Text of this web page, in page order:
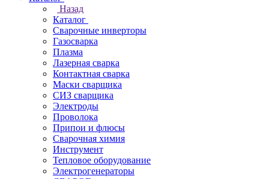
Назад
Каталог
Сварочные инверторы
Газосварка
Плазма
Лазерная сварка
Контактная сварка
Маски сварщика
СИЗ сварщика
Электроды
Проволока
Припои и флюсы
Сварочная химия
Инструмент
Тепловое оборудование
Электрогенераторы